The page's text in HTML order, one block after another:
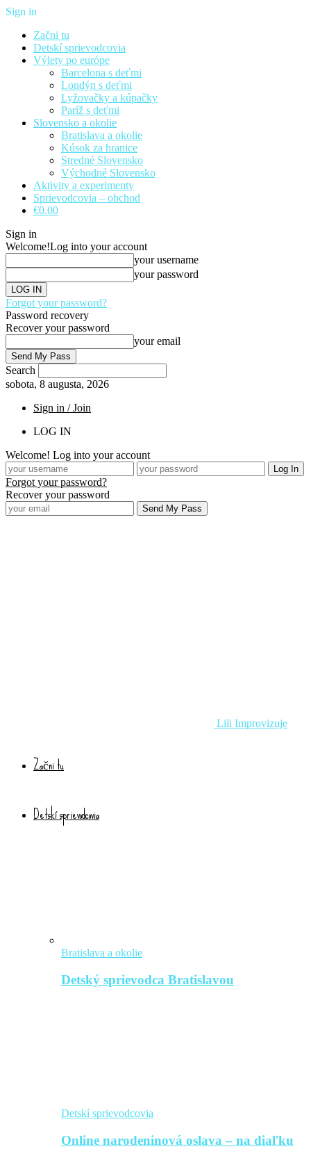
Sign in
Začni tu
Detskí sprievodcovia
Výlety po európe
Barcelona s deťmi
Londýn s deťmi
Lyžovačky a kúpačky
Paríž s deťmi
Slovensko a okolie
Bratislava a okolie
Kúsok za hranice
Stredné Slovensko
Východné Slovensko
Aktivity a experimenty
Sprievodcovia – obchod
€0.00
Sign in
Welcome!Log into your account
your username
your password
Forgot your password?
Password recovery
Recover your password
your email
Search
sobota, 8 augusta, 2026
Sign in / Join
LOG IN
Welcome! Log into your account
Forgot your password?
Recover your password
Lili Improvizuje
Začni tu
Detskí sprievodcovia
Bratislava a okolie
Detský sprievodca Bratislavou
Detskí sprievodcovia
Online narodeninová oslava – na diaľku